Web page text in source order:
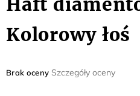
Kolorowy łoś
Średnia
Brak oceny Szczegóły oceny